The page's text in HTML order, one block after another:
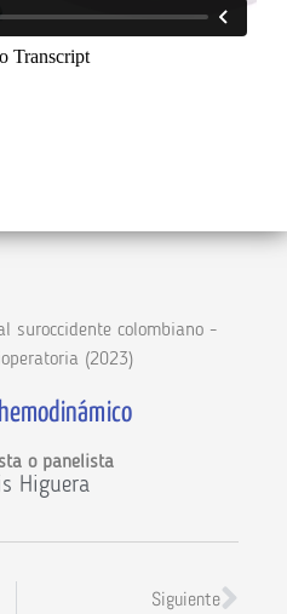
suroccidente colombiano -
(2023)
o panelista
Higuera
Siguiente